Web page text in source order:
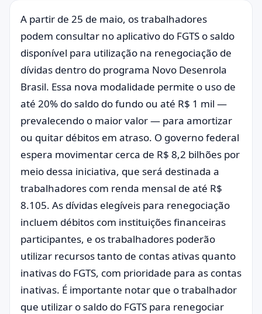
A partir de 25 de maio, os trabalhadores
podem consultar no aplicativo do FGTS o saldo
disponível para utilização na renegociação de
dívidas dentro do programa Novo Desenrola
Brasil. Essa nova modalidade permite o uso de
até 20% do saldo do fundo ou até R$ 1 mil —
prevalecendo o maior valor — para amortizar
ou quitar débitos em atraso. O governo federal
espera movimentar cerca de R$ 8,2 bilhões por
meio dessa iniciativa, que será destinada a
trabalhadores com renda mensal de até R$
8.105. As dívidas elegíveis para renegociação
incluem débitos com instituições financeiras
participantes, e os trabalhadores poderão
utilizar recursos tanto de contas ativas quanto
inativas do FGTS, com prioridade para as contas
inativas. É importante notar que o trabalhador
que utilizar o saldo do FGTS para renegociar